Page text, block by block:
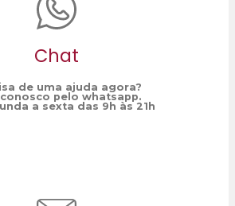
Chat
de uma ajuda agora?
pelo whatsapp.
a sexta das 9h às 21h